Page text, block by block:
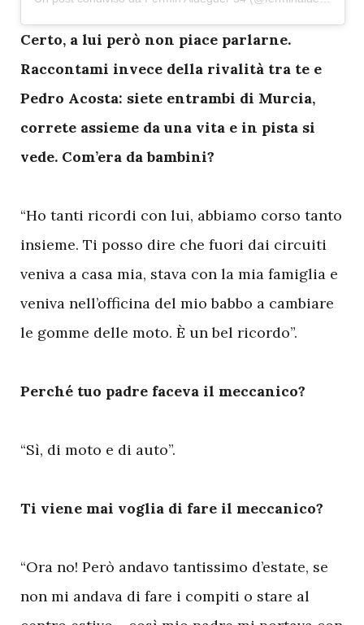
Certo, a lui però non piace parlarne.
Raccontami invece della rivalità tra te e
Pedro Acosta: siete entrambi di Murcia,
correte assieme da una vita e in pista si
vede. Com’era da bambini?
“Ho tanti ricordi con lui, abbiamo corso tanto
insieme. Ti posso dire che fuori dai circuiti
veniva a casa mia, stava con la mia famiglia e
veniva nell’officina del mio babbo a cambiare
le gomme delle moto. È un bel ricordo”.
Perché tuo padre faceva il meccanico?
“Sì, di moto e di auto”.
Ti viene mai voglia di fare il meccanico?
“Ora no! Però andavo tantissimo d’estate, se
non mi andava di fare i compiti o stare al